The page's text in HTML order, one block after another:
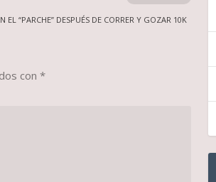
EL “PARCHE” DESPUÉS DE CORRER Y GOZAR 10K
con*